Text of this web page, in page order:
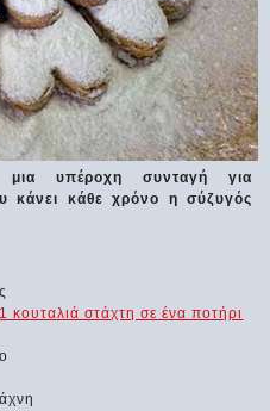
υπέροχη συνταγή για
κάνει κάθε χρόνο η σύζυγός
1 κουταλιά στάχτη σε ένα ποτήρι